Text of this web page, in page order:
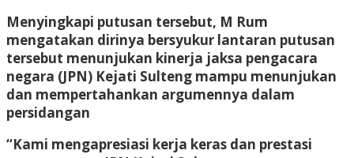
Menyingkapi putusan tersebut, M Rum
mengatakan dirinya bersyukur lantaran putusan
tersebut menunjukan kinerja jaksa pengacara
negara (JPN) Kejati Sulteng mampu menunjukan
dan mempertahankan argumennya dalam
persidangan
“Kami mengapresiasi kerja keras dan prestasi